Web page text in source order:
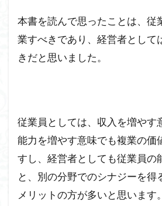
本書を読んで思ったことは、従
業すべきであり、経営者として
きだと思いました。
従業員としては、収入を増やす
能力を増やす意味でも複業の価
すし、経営者としても従業員の
と、別の分野でのシナジーを得
メリットの方が多いと思います